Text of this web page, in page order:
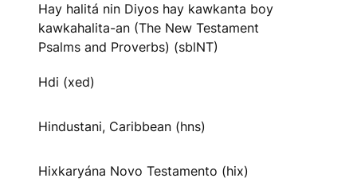
Hay halitá nin Diyos hay kawkanta boy
kawkahalita-an (The New Testament
Psalms and Proverbs) (sblNT)
Hdi (xed)
Hindustani, Caribbean (hns)
Hixkaryána Novo Testamento (hix)